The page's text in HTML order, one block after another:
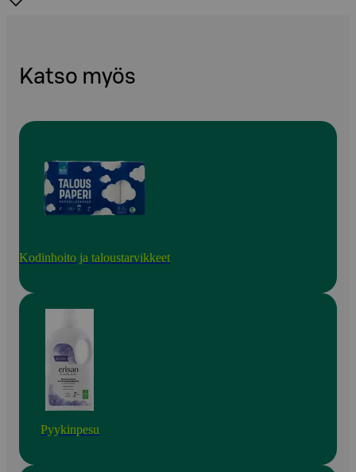
Katso myös
Kodinhoito ja taloustarvikkeet
Pyykinpesu